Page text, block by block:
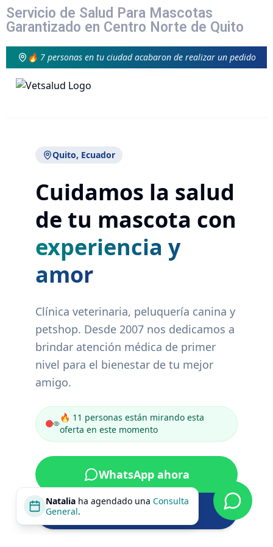
Servicio de Salud Para Mascotas
Garantizado en Centro Norte de Quito